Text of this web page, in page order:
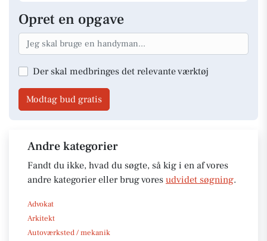
Opret en opgave
Der skal medbringes det relevante værktøj
Modtag bud gratis
Andre kategorier
Fandt du ikke, hvad du søgte, så kig i en af vores
andre kategorier eller brug vores udvidet søgning.
Advokat
Arkitekt
Autoværksted / mekanik